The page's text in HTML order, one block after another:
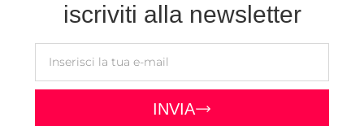
iscriviti alla newsletter
INVIA